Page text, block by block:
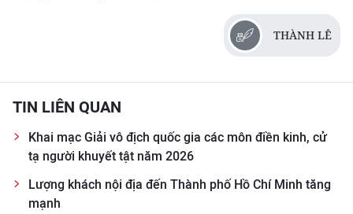
THÀNH LÊ
TIN LIÊN QUAN
Khai mạc Giải vô địch quốc gia các môn điền kinh, cử
tạ người khuyết tật năm 2026
Lượng khách nội địa đến Thành phố Hồ Chí Minh tăng
mạnh